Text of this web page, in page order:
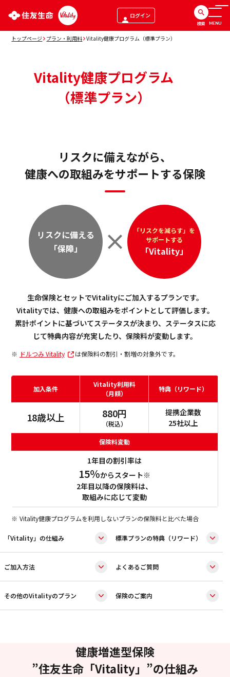
ログイン
検索 MENU
トップページ プラン・利用料 Vitality健康プログラム（標準プラン）
Vitality健康プログラム
（標準プラン）
リスクに備えながら、
健康への取組みをサポートする保険
リスクに備える
「保障」
「リスクを減らす」を
サポートする
「Vitality」
生命保険とセットでVitalityにご加入するプランです。
Vitalityでは、健康への取組みをポイントとして評価します。
累計ポイントに基づいてステータスが決まり、ステータスに応
じて特典内容が充実したり、保険料が変動します。
ドルつみ Vitality は保険料の割引・割増の対象外です。
加入条件
Vitality利用料
（月額）
特典（リワード）
18歳以上 880円
（税込）
提携企業数
25社以上
保険料変動
1年目の割引率は
15％からスタート※
2年目以降の保険料は、
取組みに応じて変動
Vitality健康プログラムを利用しないプランの保険料と比べた場合
「Vitality」の仕組み 標準プランの特典（リワード）
ご加入方法 よくあるご質問
その他のVitalityのプラン 保険のご案内
健康増進型保険
”住友生命「Vitality」”の仕組み